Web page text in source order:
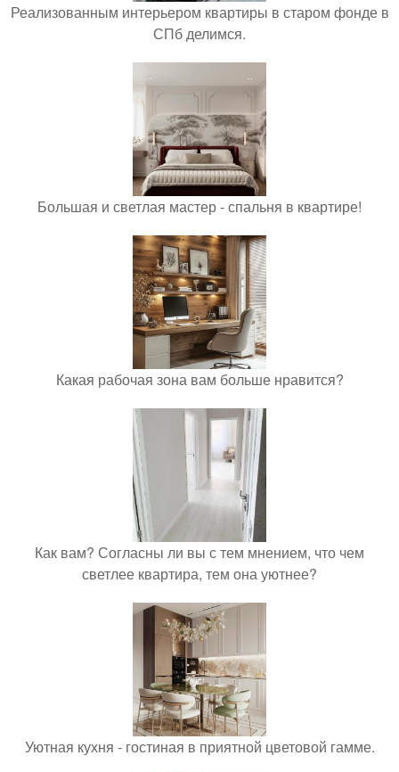
Реализованным интерьером квартиры в старом фонде в
СПб делимся.
Большая и светлая мастер - спальня в квартире!
Какая рабочая зона вам больше нравится?
Как вам? Согласны ли вы с тем мнением, что чем
светлее квартира, тем она уютнее?
Уютная кухня - гостиная в приятной цветовой гамме.